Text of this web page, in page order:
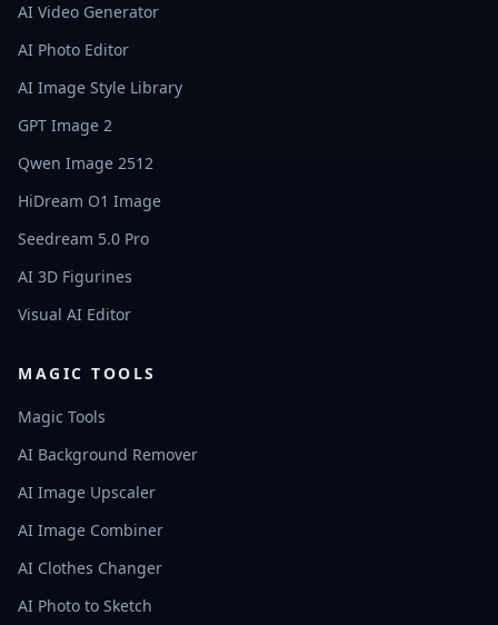
AI Video Generator
AI Photo Editor
AI Image Style Library
GPT Image 2
Qwen Image 2512
HiDream O1 Image
Seedream 5.0 Pro
AI 3D Figurines
Visual AI Editor
MAGIC TOOLS
Magic Tools
AI Background Remover
AI Image Upscaler
AI Image Combiner
AI Clothes Changer
AI Photo to Sketch